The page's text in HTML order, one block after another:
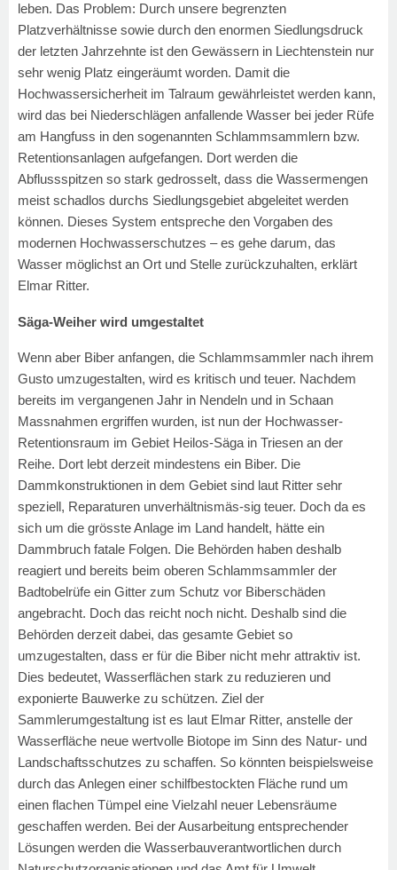
leben. Das Problem: Durch unsere begrenzten
Platzverhältnisse sowie durch den enormen Siedlungsdruck
der letzten Jahrzehnte ist den Gewässern in Liechtenstein nur
sehr wenig Platz eingeräumt worden. Damit die
Hochwassersicherheit im Talraum gewährleistet werden kann,
wird das bei Niederschlägen anfallende Wasser bei jeder Rüfe
am Hangfuss in den sogenannten Schlammsammlern bzw.
Retentionsanlagen aufgefangen. Dort werden die
Abflussspitzen so stark gedrosselt, dass die Wassermengen
meist schadlos durchs Siedlungsgebiet abgeleitet werden
können. Dieses System entspreche den Vorgaben des
modernen Hochwasserschutzes – es gehe darum, das
Wasser möglichst an Ort und Stelle zurückzuhalten, erklärt
Elmar Ritter.
Säga-Weiher wird umgestaltet
Wenn aber Biber anfangen, die Schlammsammler nach ihrem
Gusto umzugestalten, wird es kritisch und teuer. Nachdem
bereits im vergangenen Jahr in Nendeln und in Schaan
Massnahmen ergriffen wurden, ist nun der Hochwasser-
Retentionsraum im Gebiet Heilos-Säga in Triesen an der
Reihe. Dort lebt derzeit mindestens ein Biber. Die
Dammkonstruktionen in dem Gebiet sind laut Ritter sehr
speziell, Reparaturen unverhältnismäs-sig teuer. Doch da es
sich um die grösste Anlage im Land handelt, hätte ein
Dammbruch fatale Folgen. Die Behörden haben deshalb
reagiert und bereits beim oberen Schlammsammler der
Badtobelrüfe ein Gitter zum Schutz vor Biberschäden
angebracht. Doch das reicht noch nicht. Deshalb sind die
Behörden derzeit dabei, das gesamte Gebiet so
umzugestalten, dass er für die Biber nicht mehr attraktiv ist.
Dies bedeutet, Wasserflächen stark zu reduzieren und
exponierte Bauwerke zu schützen. Ziel der
Sammlerumgestaltung ist es laut Elmar Ritter, anstelle der
Wasserfläche neue wertvolle Biotope im Sinn des Natur- und
Landschaftsschutzes zu schaffen. So könnten beispielsweise
durch das Anlegen einer schilfbestockten Fläche rund um
einen flachen Tümpel eine Vielzahl neuer Lebensräume
geschaffen werden. Bei der Ausarbeitung entsprechender
Lösungen werden die Wasserbauverantwortlichen durch